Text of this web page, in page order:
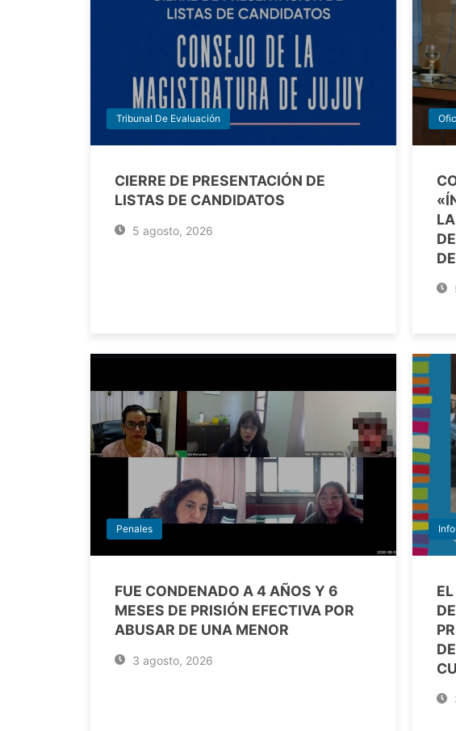
Tribunal De Evaluación
CIERRE DE PRESENTACIÓN DE
LISTAS DE CANDIDATOS
5 agosto, 2026
Penales
FUE CONDENADO A 4 AÑOS Y 6
MESES DE PRISIÓN EFECTIVA POR
ABUSAR DE UNA MENOR
3 agosto, 2026